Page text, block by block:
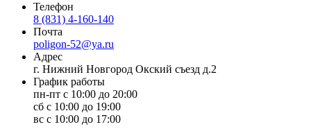
Телефон
8 (831) 4-160-140
Почта
poligon-52@ya.ru
Адрес
г. Нижний Новгород Окский съезд д.2
График работы
пн-пт с 10:00 до 20:00
сб с 10:00 до 19:00
вс с 10:00 до 17:00